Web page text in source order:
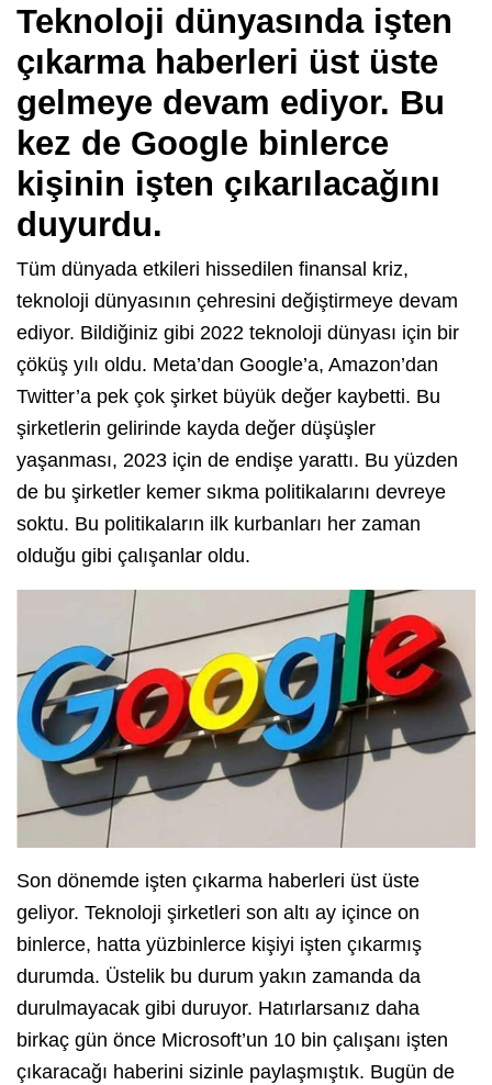
Teknoloji dünyasında işten
çıkarma haberleri üst üste
gelmeye devam ediyor. Bu
kez de Google binlerce
kişinin işten çıkarılacağını
duyurdu.
Tüm dünyada etkileri hissedilen finansal kriz,
teknoloji dünyasının çehresini değiştirmeye devam
ediyor. Bildiğiniz gibi 2022 teknoloji dünyası için bir
çöküş yılı oldu. Meta’dan Google’a, Amazon’dan
Twitter’a pek çok şirket büyük değer kaybetti. Bu
şirketlerin gelirinde kayda değer düşüşler
yaşanması, 2023 için de endişe yarattı. Bu yüzden
de bu şirketler kemer sıkma politikalarını devreye
soktu. Bu politikaların ilk kurbanları her zaman
olduğu gibi çalışanlar oldu.
Son dönemde işten çıkarma haberleri üst üste
geliyor. Teknoloji şirketleri son altı ay içince on
binlerce, hatta yüzbinlerce kişiyi işten çıkarmış
durumda. Üstelik bu durum yakın zamanda da
durulmayacak gibi duruyor. Hatırlarsanız daha
birkaç gün önce Microsoft’un 10 bin çalışanı işten
çıkaracağı haberini sizinle paylaşmıştık. Bugün de